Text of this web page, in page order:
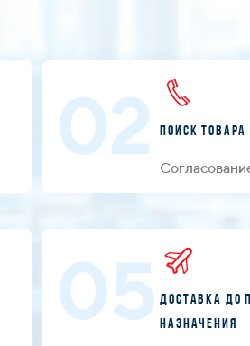
02 Поиск товара
05 Доставка до
назначения